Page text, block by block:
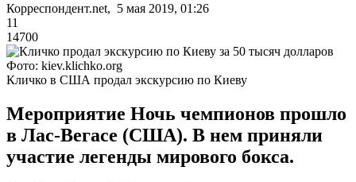
Корреспондент.net, 5 мая 2019, 01:26
11
14700
Фото: kiev.klichko.org
Кличко в США продал экскурсию по Киеву
Мероприятие Ночь чемпионов прошло
в Лас-Вегасе (США). В нем приняли
участие легенды мирового бокса.